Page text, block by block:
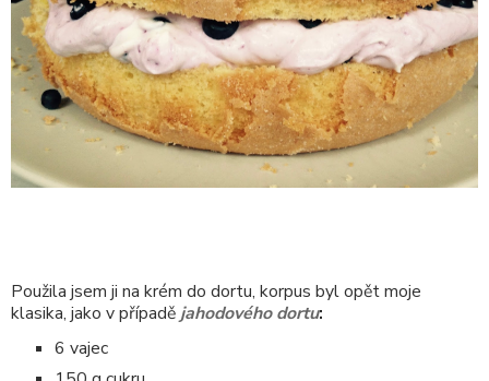
Použila jsem ji na krém do dortu, korpus byl opět moje
klasika, jako v případě jahodového dortu:
6 vajec